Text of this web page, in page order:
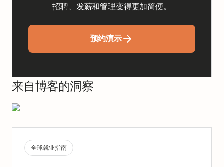
招聘、发薪和管理变得更加简便。
预约演示
来自博客的洞察
全球就业指南